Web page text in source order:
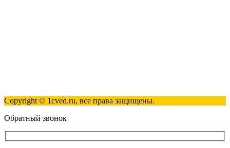
Copyright © 1cved.ru, все права защищены.
Обратный звонок